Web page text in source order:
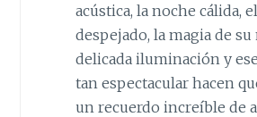
acústica, la noche cálida,
despejado, la magia de su
delicada iluminación y
tan espectacular hacen
un recuerdo increíble de